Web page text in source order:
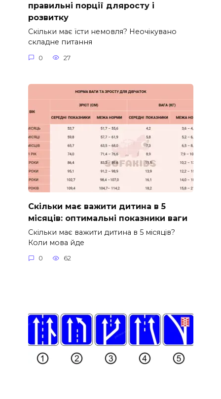
правильні порції дляросту і
розвитку
Скільки має їсти немовля? Неочікувано
складне питання
0 27
Скільки має важити дитина в 5
місяців: оптимальні показники ваги
Скільки має важити дитина в 5 місяців?
Коли мова йде
0 62